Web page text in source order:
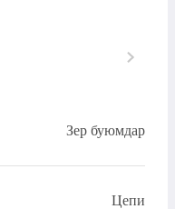
Зер буюмдар
Цепи